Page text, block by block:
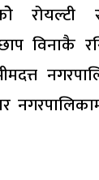
रोयल्टी
विनाकै